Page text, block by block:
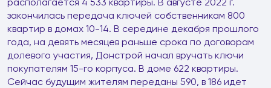
закончилась передача ключей собственникам 800
квартир в домах 10-14. В середине декабря прошлого
года, на девять месяцев раньше срока по договорам
долевого участия, Донстрой начал вручать ключи
покупателям 15-го корпуса. В доме 622 квартиры.
Сейчас будущим жителям переданы 590, в 186 идет